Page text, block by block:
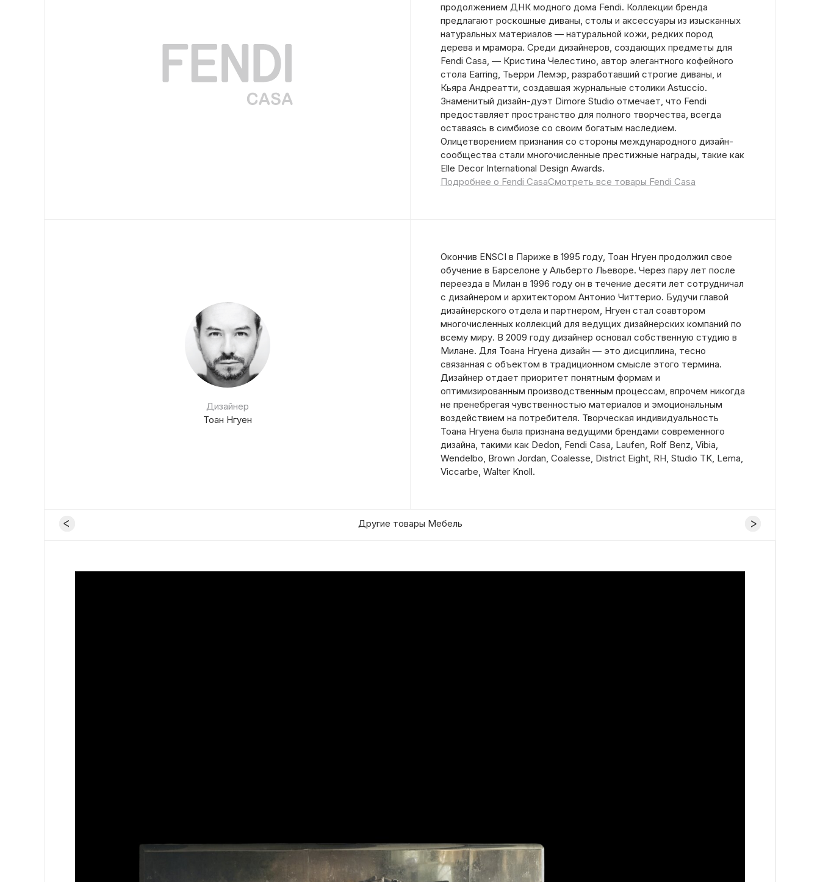
продолжением ДНК модного дома Fendi. Коллекции бренда
предлагают роскошные диваны, столы и аксессуары из изысканных
натуральных материалов — натуральной кожи, редких пород
дерева и мрамора. Среди дизайнеров, создающих предметы для
Fendi Casa, — Кристина Челестино, автор элегантного кофейного
стола Earring, Тьерри Лемэр, разработавший строгие диваны, и
Кьяра Андреатти, создавшая журнальные столики Astuccio.
Знаменитый дизайн-дуэт Dimore Studio отмечает, что Fendi
предоставляет пространство для полного творчества, всегда
оставаясь в симбиозе со своим богатым наследием.
Олицетворением признания со стороны международного дизайн-
сообщества стали многочисленные престижные награды, такие как
Elle Decor International Design Awards.
Подробнее о Fendi CasaСмотреть все товары Fendi Casa
Дизайнер
Тоан Нгуен
Окончив ENSCI в Париже в 1995 году, Тоан Нгуен продолжил свое
обучение в Барселоне у Альберто Льеворе. Через пару лет после
переезда в Милан в 1996 году он в течение десяти лет сотрудничал
с дизайнером и архитектором Антонио Читтерио. Будучи главой
дизайнерского отдела и партнером, Нгуен стал соавтором
многочисленных коллекций для ведущих дизайнерских компаний по
всему миру. В 2009 году дизайнер основал собственную студию в
Милане. Для Тоана Нгуена дизайн — это дисциплина, тесно
связанная с объектом в традиционном смысле этого термина.
Дизайнер отдает приоритет понятным формам и
оптимизированным производственным процессам, впрочем никогда
не пренебрегая чувственностью материалов и эмоциональным
воздействием на потребителя. Творческая индивидуальность
Тоана Нгуена была признана ведущими брендами современного
дизайна, такими как Dedon, Fendi Casa, Laufen, Rolf Benz, Vibia,
Wendelbo, Brown Jordan, Coalesse, District Eight, RH, Studio TK, Lema,
Viccarbe, Walter Knoll.
Другие товары Мебель